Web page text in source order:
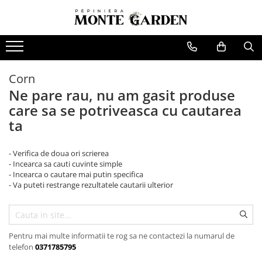
Pomi fructiferi
Visin
Mar
Par
Cais
Zarzar
Nectarin
Alun
Gutui
Vita de vie
Pentru vin
Trandafiri
Trandafiri copac (Pomisor)
Trandafiri tufa
Trandafiri pomisor plangator
Conifere
Ienupar
Picea
Abies
Pin
Arbusti
Agris
Catina
Mure
Aronia
Afin
Capsuni
Bulbi
Bulbi Lalele
Bulbi de Narcise
Bulbi de Crini
Corn
Ne pare rau, nu am gasit produse
care sa se potriveasca cu cautarea
ta
- Verifica de doua ori scrierea
- Incearca sa cauti cuvinte simple
- Incearca o cautare mai putin specifica
- Va puteti restrange rezultatele cautarii ulterior
Pentru mai multe informatii te rog sa ne contactezi la numarul de
telefon 0371785795